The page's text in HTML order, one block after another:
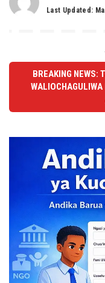
Last Updated:
BREAKING NEWS: